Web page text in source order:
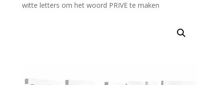
witte letters om het woord PRIVE te maken